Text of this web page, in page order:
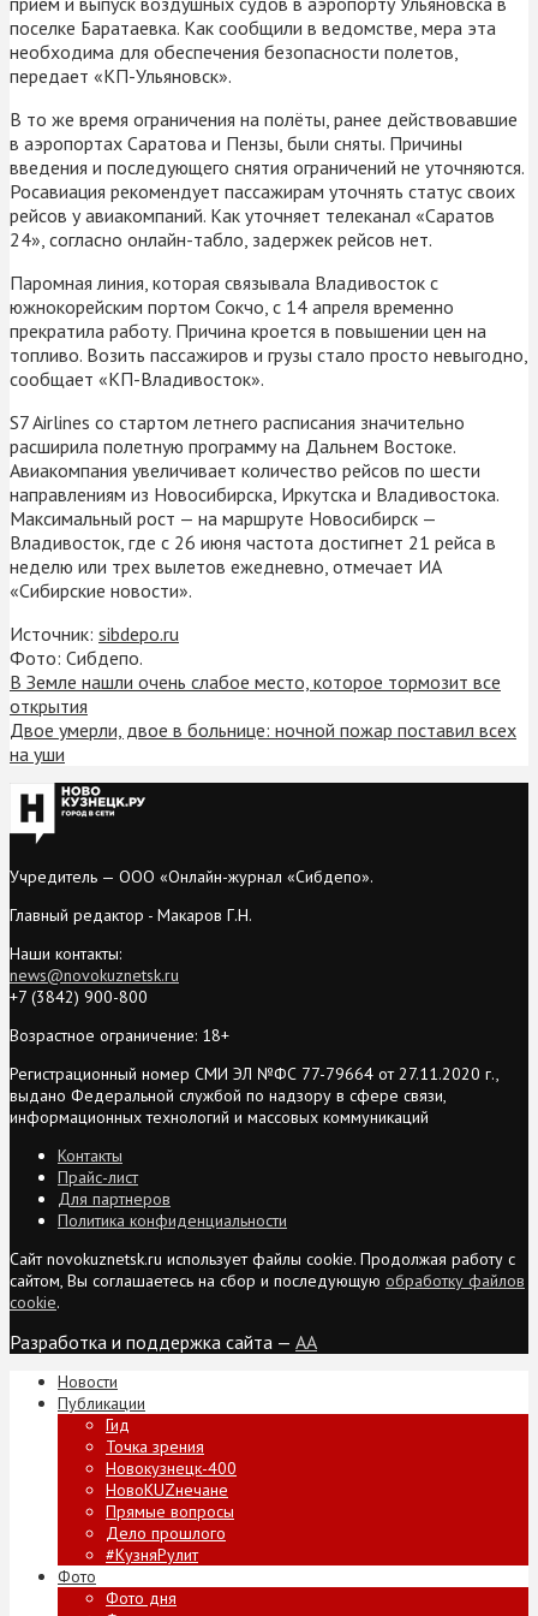
поселке Баратаевка. Как сообщили в ведомстве, мера эта
необходима для обеспечения безопасности полетов,
передает «КП-Ульяновск».
В то же время ограничения на полёты, ранее действовавшие
в аэропортах Саратова и Пензы, были сняты. Причины
введения и последующего снятия ограничений не уточняются.
Росавиация рекомендует пассажирам уточнять статус своих
рейсов у авиакомпаний. Как уточняет телеканал «Саратов
24», согласно онлайн-табло, задержек рейсов нет.
Паромная линия, которая связывала Владивосток с
южнокорейским портом Сокчо, с 14 апреля временно
прекратила работу. Причина кроется в повышении цен на
топливо. Возить пассажиров и грузы стало просто невыгодно,
сообщает «КП-Владивосток».
S7 Airlines со стартом летнего расписания значительно
расширила полетную программу на Дальнем Востоке.
Авиакомпания увеличивает количество рейсов по шести
направлениям из Новосибирска, Иркутска и Владивостока.
Максимальный рост — на маршруте Новосибирск —
Владивосток, где с 26 июня частота достигнет 21 рейса в
неделю или трех вылетов ежедневно, отмечает ИА
«Сибирские новости».
Источник: sibdepo.ru
Фото: Сибдепо.
В Земле нашли очень слабое место, которое тормозит все
открытия
Двое умерли, двое в больнице: ночной пожар поставил всех
на уши
Учредитель — ООО «Онлайн-журнал «Сибдепо».
Главный редактор - Макаров Г.Н.
Наши контакты:
news@novokuznetsk.ru
+7 (3842) 900-800
Возрастное ограничение: 18+
Регистрационный номер СМИ ЭЛ №ФС 77-79664 от 27.11.2020 г.,
выдано Федеральной службой по надзору в сфере связи,
информационных технологий и массовых коммуникаций
Контакты
Прайс-лист
Для партнеров
Политика конфиденциальности
Сайт novokuznetsk.ru использует файлы cookie. Продолжая работу с
сайтом, Вы соглашаетесь на сбор и последующую обработку файлов
cookie.
Разработка и поддержка сайта — AA
Новости
Публикации
Гид
Точка зрения
Новокузнецк-400
НовоKUZнечане
Прямые вопросы
Дело прошлого
#КузняРулит
Фото
Фото дня